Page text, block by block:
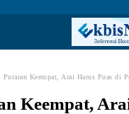
Putaran Keempat, Arai Harus Puas di
Keempat,